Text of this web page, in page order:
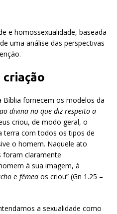
e homossexualidade, baseada
uma análise das perspectivas
Bíblia fornecem os modelos da
divina no que diz respeito a
criou, de modo geral, o
terra com todos os tipos de
o homem. Naquele ato
foram claramente
à sua imagem, à
e fêmea os criou” (Gn 1.25 –
a sexualidade como